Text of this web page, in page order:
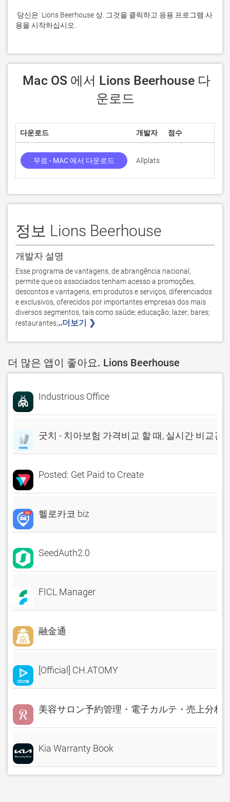
용을 시작하십시오.
운로드
다운로드 개발자 점수
무료 - MAC 에서 다운로드 Allplats
정보 Lions Beerhouse
개발자 설명
Esse programa de vantagens, de abrangência nacional,
permite que os associados tenham acesso a promoções,
descontos e vantagens, em produtos e serviços, diferenciados
e exclusivos, oferecidos por importantes empresas dos mais
diversos segmentos, tais como saúde; educação; lazer; bares;
restaurantes;..더보기 ❯
더 많은 앱이 좋아요. Lions Beerhouse
Industrious Office
굿치 - 치아보험 가격비교 할 때, 실시간 비교견
Posted: Get Paid to Create
헬로카코 biz
SeedAuth2.0
FICL Manager
融金通
[Official] CH.ATOMY
美容サロン予約管理・電子カルテ・売上分析
Kia Warranty Book